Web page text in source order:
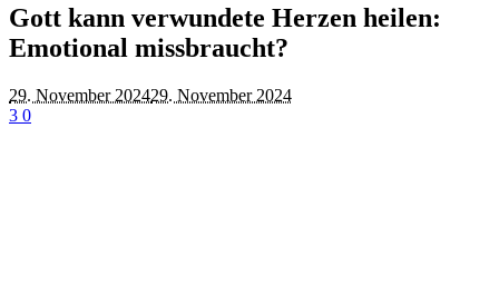
Gott kann verwundete Herzen heilen:
Emotional missbraucht?
29. November 202429. November 2024
3 0